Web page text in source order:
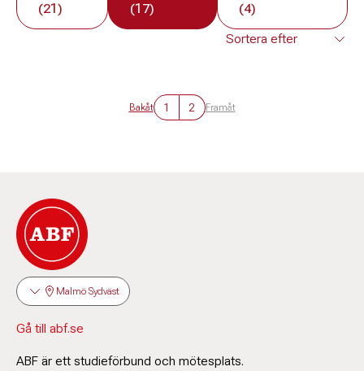
(21)
(17)
(4)
Bakåt 1 2 Framåt
Malmö Sydväst
Gå till abf.se
ABF är ett studieförbund och mötesplats.